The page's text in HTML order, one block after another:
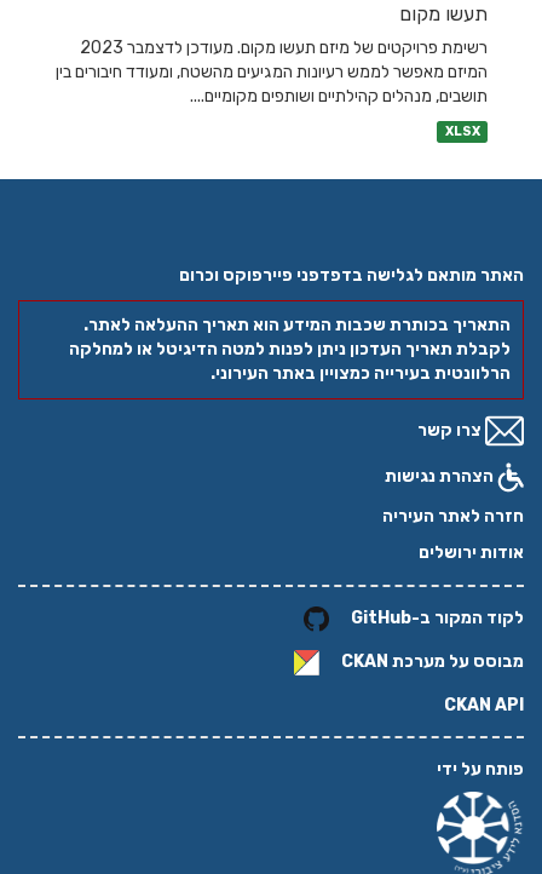
תעשו מקום
רשימת פרויקטים של מיזם תעשו מקום. מעודכן לדצמבר 2023
המיזם מאפשר לממש רעיונות המגיעים מהשטח, ומעודד חיבורים בין
תושבים, מנהלים קהילתיים ושותפים מקומיים....
XLSX
האתר מותאם לגלישה בדפדפני פיירפוקס וכרום
התאריך בכותרת שכבות המידע הוא תאריך ההעלאה לאתר.
לקבלת תאריך העדכון ניתן לפנות למטה הדיגיטל או למחלקה
הרלוונטית בעירייה כמצויין באתר העירוני.
צרו קשר
הצהרת נגישות
חזרה לאתר העיריה
אודות ירושלים
לקוד המקור ב-GitHub
מבוסס על מערכת CKAN
CKAN API
פותח על ידי